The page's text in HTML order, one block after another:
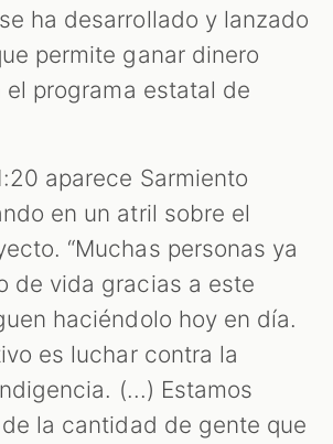
ha desarrollado y lanzado
permite ganar dinero
programa estatal de
aparece Sarmiento
en un atril sobre el
“Muchas personas ya
de vida gracias a este
haciéndolo hoy en día.
es luchar contra la
(...) Estamos
la cantidad de gente que